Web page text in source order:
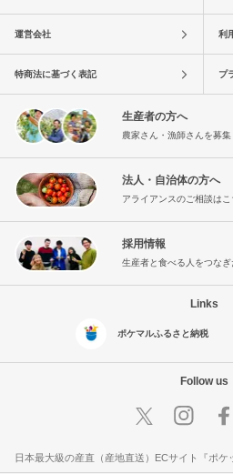
運営会社 利
特商法に基づく表記 プ
生産者の方へ
農家さん・漁師さんを募
法人・自治体の方へ
アライアンスのご相談はこ
採用情報
生産者と食べる人をつなぎ
Links
ポケマルふるさと納税
Follow us
日本最大級の産直（産地直送）ECサイト『ポケ